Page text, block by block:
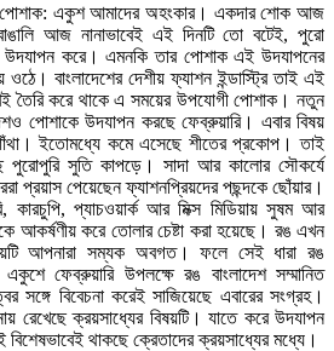
পোশাক: একুশ আমাদের অহংকার। একদার শোক আজ
আজ নানাভাবেই এই দিনটি তো বটেই, পুরো
উদযাপন করে। এমনকি তার পোশাক এই উদযাপনের
বাংলাদেশের দেশীয় ফ্যাশন ইন্ডাস্ট্রি তাই এই
তৈরি করে থাকে এ সময়ের উপযোগী পোশাক। নতুন
পোশাকে উদযাপন করছে ফেব্রুয়ারি। এবার বিষয়
গাঁথা। ইতোমধ্যে কমে এসেছে শীতের প্রকোপ। তাই
পুরোপুরি সুতি কাপড়ে। সাদা আর কালোর সৌকর্যে
প্রয়াস পেয়েছেন ফ্যাশনপ্রিয়দের পছন্দকে ছোঁয়ার।
কারচুপি, প্যাচওয়ার্ক আর মিক্স মিডিয়ায় সুষম আর
আকর্ষণীয় করে তোলার চেষ্টা করা হয়েছে। রঙ এখন
আপনারা সম্যক অবগত। ফলে সেই ধারা রঙ
ফেব্রুয়ারি উপলক্ষে রঙ বাংলাদেশ সম্মানিত
সঙ্গে বিবেচনা করেই সাজিয়েছে এবারের সংগ্রহ।
রেখেছে ক্রয়সাধ্যের বিষয়টি। যাতে করে উদযাপন
থাকছে ক্রেতাদের ক্রয়সাধ্যের মধ্যে।